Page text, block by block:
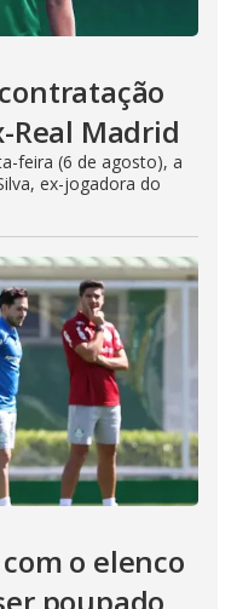
Real Madrid
feira (6 de agosto), a
ex-jogadora do
o elenco